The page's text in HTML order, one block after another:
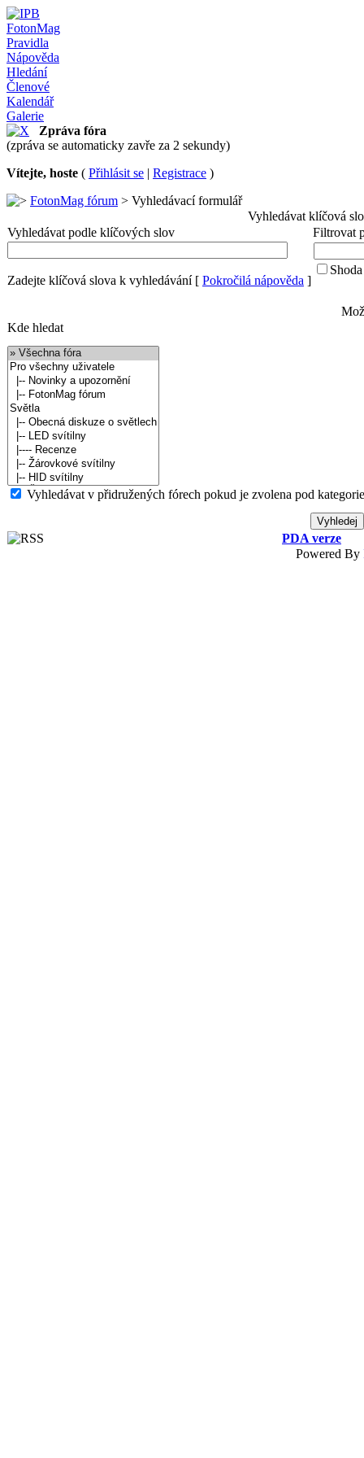
FotonMag
Pravidla
Nápověda
Hledání
Členové
Kalendář
Galerie
Zpráva fóra
(zpráva se automaticky zavře za 2 sekundy)
Vítejte, hoste ( Přihlásit se | Registrace )
FotonMag fórum > Vyhledávací formulář
Vyhledávat klíčová
Vyhledávat podle klíčových slov
Filtrovat
Zadejte klíčová slova k vyhledávání[ Pokročilá nápověda ]
Kde hledat
Vyhledávat v přidružených fórech pokud je zvolena pod
PDA verze
Powered By